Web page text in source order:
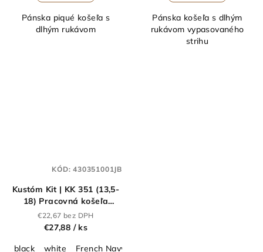
Pánska piqué košeľa s
dlhým rukávom
Pánska košeľa s dlhým
rukávom vypasovaného
strihu
Kustóm Kit | KK 351 (13,5-
18) Pracovná košeľa
Oxford s dlhým
rukávom_43.0351
€22,67 bez DPH
€27,88 / ks
black
white French Navy
KÓD:430351001JB